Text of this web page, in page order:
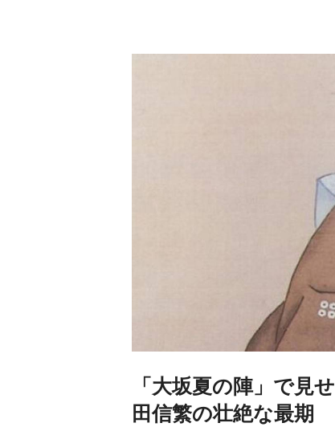
「大坂夏の陣」で見
田信繁の壮絶な最期